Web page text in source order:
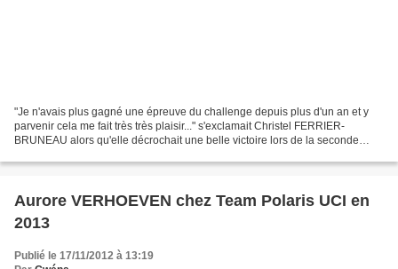
"Je n'avais plus gagné une épreuve du challenge depuis plus d'un an et y
parvenir cela me fait très très plaisir..." s'exclamait Christel FERRIER-
BRUNEAU alors qu'elle décrochait une belle victoire lors de la seconde
Aurore VERHOEVEN chez Team Polaris UCI en
2013
Publié le 17/11/2012 à 13:19